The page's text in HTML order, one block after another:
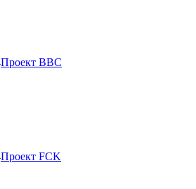
Проект BBC
Проект FCK